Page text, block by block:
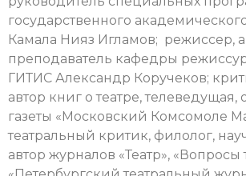
государственного
Камала Нияз Игламов; режиссер,
преподаватель кафедры
ГИТИС Александр Коручеков;
автор книг о театре, телеведущая,
газеты «Московский Комсомоле
театральный критик, филолог,
автор журналов «Театр», «Вопросы